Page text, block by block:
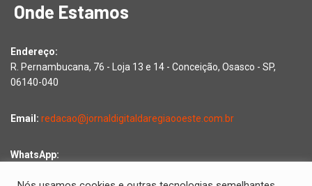
Onde Estamos
Endereço:
R. Pernambucana, 76 - Loja 13 e 14 - Conceição, Osasco - SP,
06140-040
Email: redacao@jornaldigitaldaregiaooeste.com.br
WhatsApp: